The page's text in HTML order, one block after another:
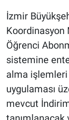
İzmir
Koordinasyon
Öğrenci
sistemine
alma
uygulaması
mevcut